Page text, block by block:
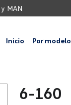
MAN
Inicio Por modelo
6-160